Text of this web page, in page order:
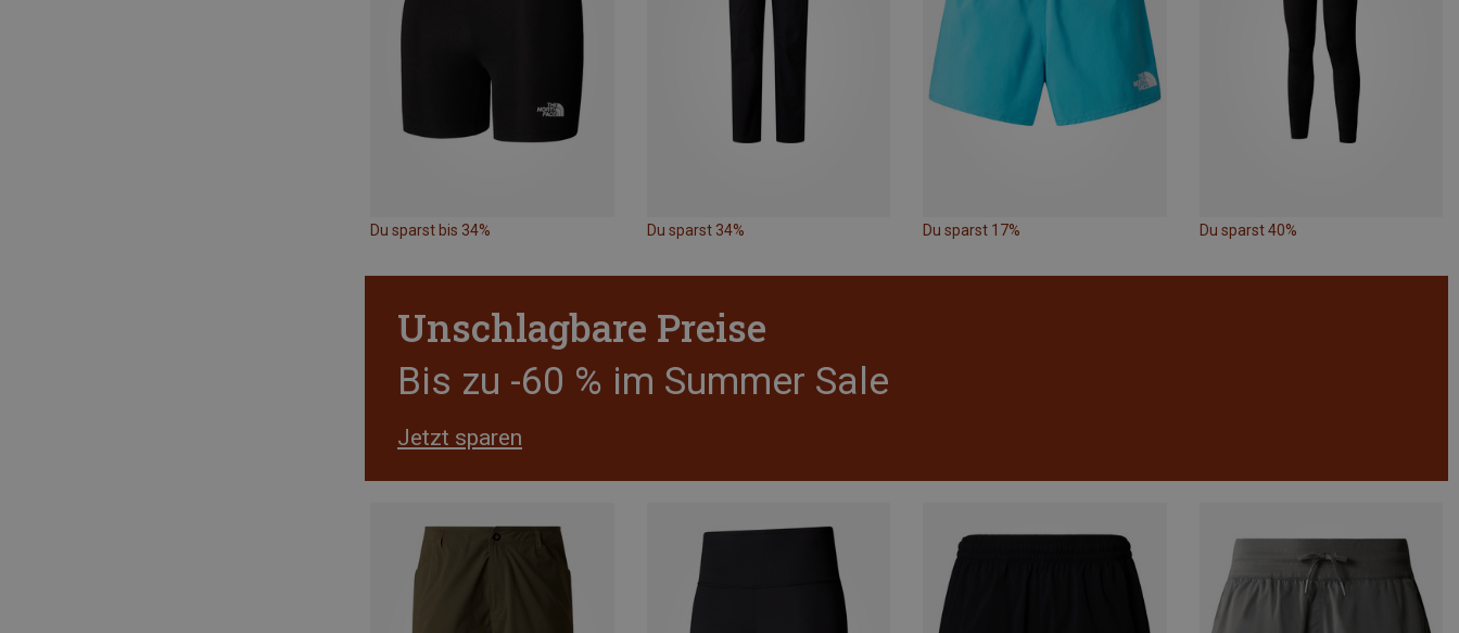
Du sparst bis 34% Du sparst 34% Du sparst 17% Du sparst 40%
Unschlagbare Preise
Bis zu -60 % im Summer Sale
Jetzt sparen